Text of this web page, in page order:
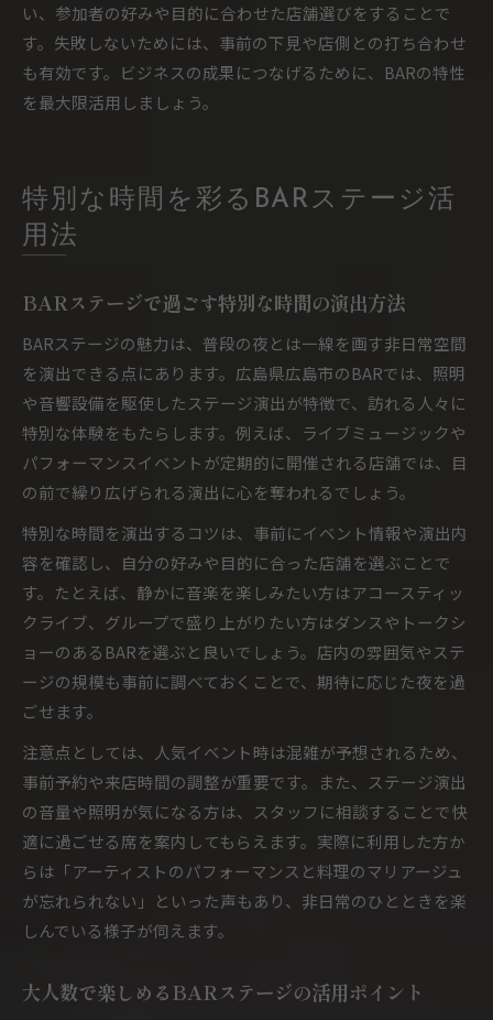
い、参加者の好みや目的に合わせた店舗選びをすることで
す。失敗しないためには、事前の下見や店側との打ち合わせ
も有効です。ビジネスの成果につなげるために、BARの特性
を最大限活用しましょう。
特別な時間を彩るBARステージ活
用法
BARステージで過ごす特別な時間の演出方法
BARステージの魅力は、普段の夜とは一線を画す非日常空間
を演出できる点にあります。広島県広島市のBARでは、照明
や音響設備を駆使したステージ演出が特徴で、訪れる人々に
特別な体験をもたらします。例えば、ライブミュージックや
パフォーマンスイベントが定期的に開催される店舗では、目
の前で繰り広げられる演出に心を奪われるでしょう。
特別な時間を演出するコツは、事前にイベント情報や演出内
容を確認し、自分の好みや目的に合った店舗を選ぶことで
す。たとえば、静かに音楽を楽しみたい方はアコースティッ
クライブ、グループで盛り上がりたい方はダンスやトークシ
ョーのあるBARを選ぶと良いでしょう。店内の雰囲気やステ
ージの規模も事前に調べておくことで、期待に応じた夜を過
ごせます。
注意点としては、人気イベント時は混雑が予想されるため、
事前予約や来店時間の調整が重要です。また、ステージ演出
の音量や照明が気になる方は、スタッフに相談することで快
適に過ごせる席を案内してもらえます。実際に利用した方か
らは「アーティストのパフォーマンスと料理のマリアージュ
が忘れられない」といった声もあり、非日常のひとときを楽
しんでいる様子が伺えます。
大人数で楽しめるBARステージの活用ポイント